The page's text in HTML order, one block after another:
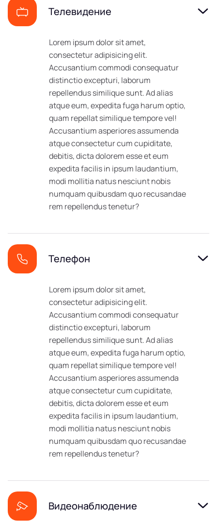
Телевидение
Lorem ipsum dolor sit amet,
consectetur adipisicing elit.
Accusantium commodi consequatur
distinctio excepturi, laborum
repellendus similique sunt. Ad alias
atque eum, expedita fuga harum optio,
quam repellat similique tempore vel!
Accusantium asperiores assumenda
atque consectetur cum cupiditate,
debitis, dicta dolorem esse et eum
expedita facilis in ipsum laudantium,
modi mollitia natus nesciunt nobis
numquam quibusdam quo recusandae
rem repellendus tenetur?
Телефон
Lorem ipsum dolor sit amet,
consectetur adipisicing elit.
Accusantium commodi consequatur
distinctio excepturi, laborum
repellendus similique sunt. Ad alias
atque eum, expedita fuga harum optio,
quam repellat similique tempore vel!
Accusantium asperiores assumenda
atque consectetur cum cupiditate,
debitis, dicta dolorem esse et eum
expedita facilis in ipsum laudantium,
modi mollitia natus nesciunt nobis
numquam quibusdam quo recusandae
rem repellendus tenetur?
Видеонаблюдение